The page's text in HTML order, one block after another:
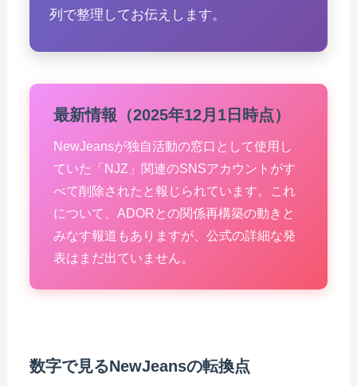
列で整理してお伝えします。
最新情報（2025年12月1日時点）
NewJeansが独自活動の窓口として使用し
ていた「NJZ」関連のSNSアカウントがす
べて削除されたと報じられています。これ
について、ADORとの関係再構築の動きと
みなす報道もありますが、公式の詳細な発
表はまだ出ていません。
数字で見るNewJeansの転換点